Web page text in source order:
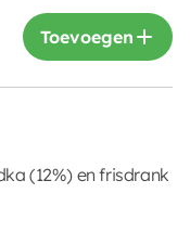
Toevoegen
(12%) en frisdrank